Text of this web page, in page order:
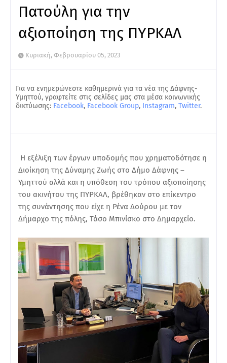
Πατούλη για την
αξιοποίηση της ΠΥΡΚΑΛ
Κυριακή, Φεβρουαρίου 05, 2023
Για να ενημερώνεστε καθημερινά για τα νέα της Δάφνης-
Υμηττού, γραφτείτε στις σελίδες μας στα μέσα κοινωνικής
δικτύωσης: Facebook, Facebook Group, Instagram, Twitter.
Η εξέλιξη των έργων υποδομής που χρηματοδότησε η
Διοίκηση της Δύναμης Ζωής στο Δήμο Δάφνης –
Υμηττού αλλά και η υπόθεση του τρόπου αξιοποίησης
του ακινήτου της ΠΥΡΚΑΛ, βρέθηκαν στο επίκεντρο
της συνάντησης που είχε η Ρένα Δούρου με τον
Δήμαρχο της πόλης, Τάσο Μπινίσκο στο Δημαρχείο.